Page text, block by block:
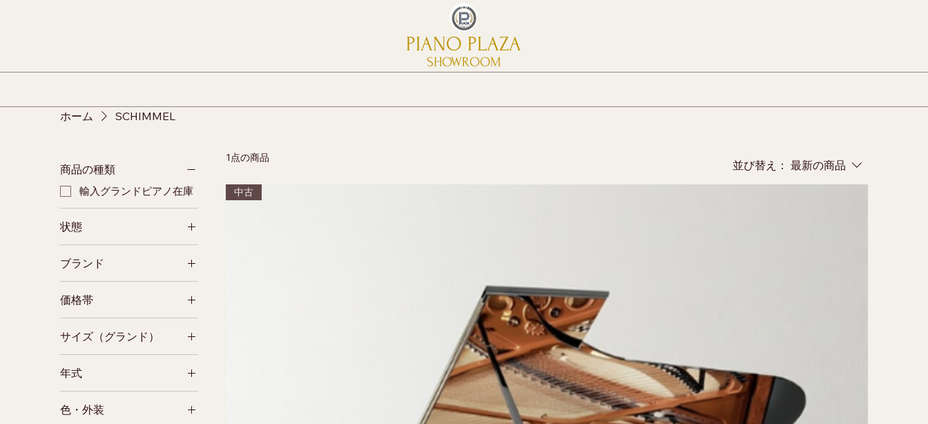
PIANO PLAZA
SHOWROOM
ホーム SCHIMMEL
商品の種類
輸入グランドピアノ在庫
状態
中古
ブランド
SCHIMMEL
価格帯
500万円～
サイズ（グランド）
5型相当以上(奥行200cm
～)
年式
～1970年代
色・外装
1点の商品
並び替え： 最新の商品
中古